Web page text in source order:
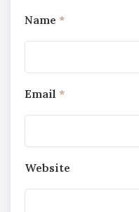
Name *
Email *
Website